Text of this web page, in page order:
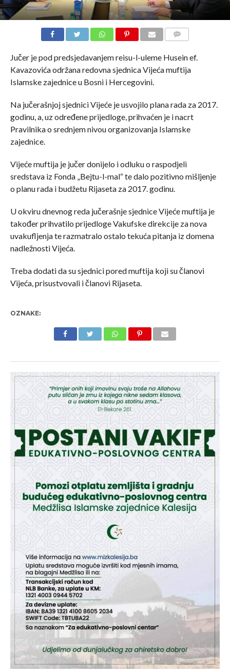
Jučer je pod predsjedavanjem reisu-l-uleme Husein ef.
Kavazovića održana redovna sjednica Vijeća muftija
Islamske zajednice u Bosni i Hercegovini.
Na jučerašnjoj sjednici Vijeće je usvojilo plana rada za 2017.
godinu, a, uz određene prijedloge, prihvaćen je i nacrt
Pravilnika o srednjem nivou organizovanja Islamske
zajednice.
Vijeće muftija je jučer donijelo i odluku o raspodjeli
sredstava iz Fonda „Bejtu-l-mal“ te dalo pozitivno mišljenje
o planu rada i budžetu Rijaseta za 2017. godinu.
U okviru dnevnog reda jučerašnje sjednice Vijeće muftija je
također prihvatilo prijedloge Vakufske direkcije za nova
uvakufljenja te razmatralo ostalo tekuća pitanja iz domena
nadležnosti Vijeća.
Treba dodati da su sjednici pored muftija koji su članovi
Vijeća, prisustvovali i članovi Rijaseta.
OZNAKE: